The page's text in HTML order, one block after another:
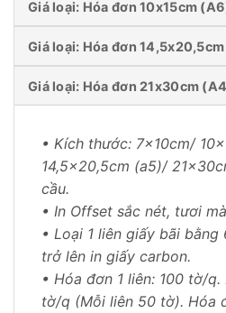
Giá loại: Hóa đơn 10x15cm
Giá loại: Hóa đơn
Giá loại: Hóa đơn 21x30cm
• Kích thước: 7x10cm/
14,5×20,5cm (a5)/
cầu.
• In Offset sắc nét, tươi
• Loại 1 liên giấy bãi
trở lên in giấy carbon.
• Hóa đơn 1 liên: 100 tờ/
tờ/q (Mỗi liên 50 tờ). Hóa